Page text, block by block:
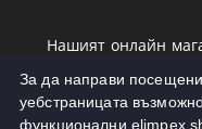
Нашият онлайн
За да направи
уебстраницата
функционални